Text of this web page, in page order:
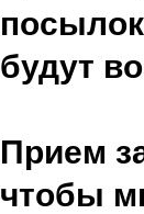
будут
Прием
чтобы